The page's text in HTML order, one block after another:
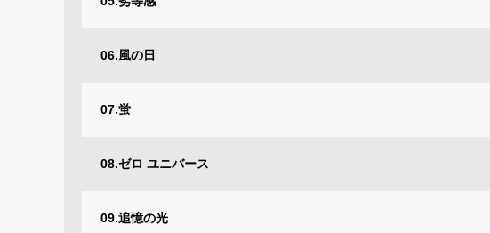
06.風の日
07.蛍
08.ゼロ ユニバース
09.追憶の光